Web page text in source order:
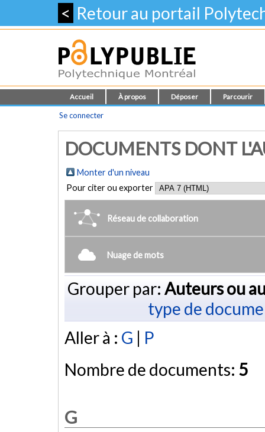
< Retour au portail
Accueil À propos Déposer Parcourir
Se connecter
DOCUMENTS DONT
Monter d'un niveau
Pour citer ou exporter
Réseau de collaboration
Nuage de mots
Grouper par: Auteurs ou
type de
Aller à : G | P
Nombre de documents: 5
G